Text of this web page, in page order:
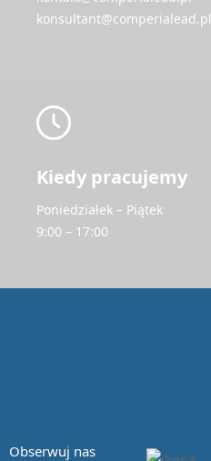
konsultant@comperialead.pl
Kiedy pracujemy
Poniedziałek – Piątek
9:00 – 17:00
Obserwuj nas